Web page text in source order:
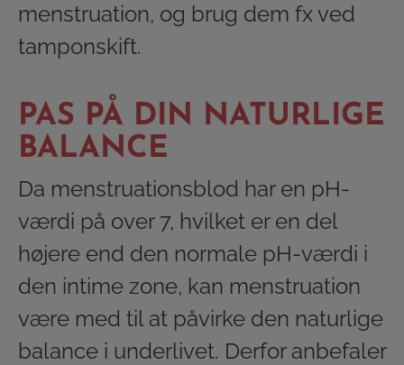
menstruation, og brug dem fx ved
tamponskift.
PAS PÅ DIN NATURLIGE
BALANCE
Da menstruationsblod har en pH-
værdi på over 7, hvilket er en del
højere end den normale pH-værdi i
den intime zone, kan menstruation
være med til at påvirke den naturlige
balance i underlivet. Derfor anbefaler